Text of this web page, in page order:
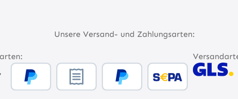
Unsere Versand- und Zahlungsarten: